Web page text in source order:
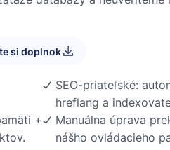
si doplnok
+
SEO-priateľské:
hreflang a
Manuálna úprava
nášho ovládacieho